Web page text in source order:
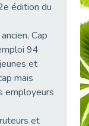
Handicap et emploi : une matinée pour briser les tabous
L’alternance : un levier stratégique pour recruter et inclure durablement
Fibromyalgie : Quand la douleur invisible s’invite au bureau
édition du
Cap
94
et
mais
employeurs
et